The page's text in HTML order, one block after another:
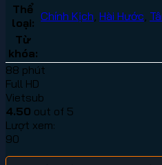
Thể
loại: Chính Kịch Hài Hước
Từ
khóa:
88 phút
Full HD
Vietsub
4.50 out of 5
Lượt xem:
90